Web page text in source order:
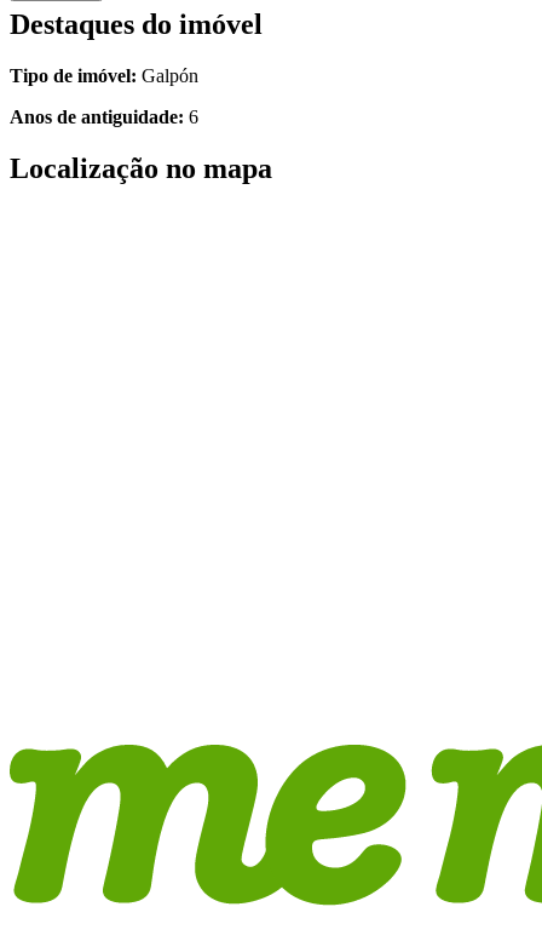
Destaques do imóvel
Tipo de imóvel: Galpón
Anos de antiguidade: 6
Localização no mapa